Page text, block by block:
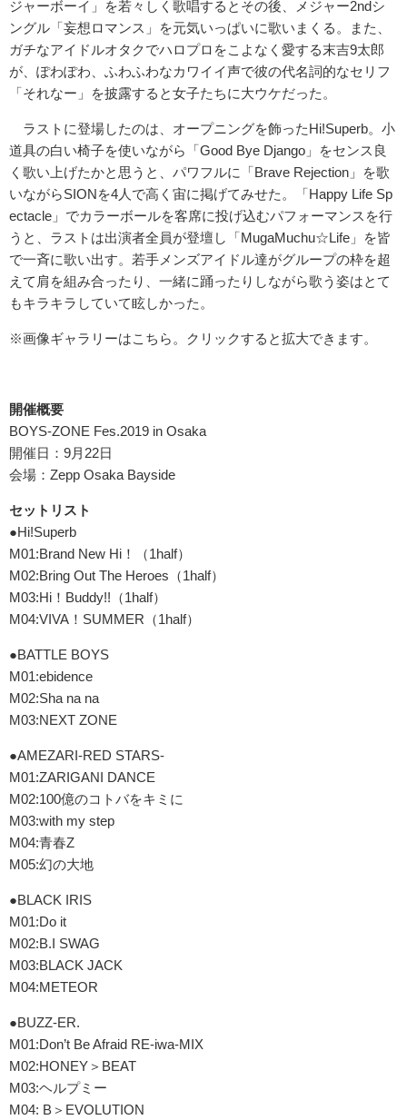
ジャーボーイ」を若々しく歌唱するとその後、メジャー2ndシ
ングル「妄想ロマンス」を元気いっぱいに歌いまくる。また、
ガチなアイドルオタクでハロプロをこよなく愛する末吉9太郎
が、ぽわぽわ、ふわふわなカワイイ声で彼の代名詞的なセリフ
「それなー」を披露すると女子たちに大ウケだった。
ラストに登場したのは、オープニングを飾ったHi!Superb。小
道具の白い椅子を使いながら「Good Bye Django」をセンス良
く歌い上げたかと思うと、パワフルに「Brave Rejection」を歌
いながらSIONを4人で高く宙に掲げてみせた。「Happy Life Sp
ectacle」でカラーボールを客席に投げ込むパフォーマンスを行
うと、ラストは出演者全員が登壇し「MugaMuchu☆Life」を皆
で一斉に歌い出す。若手メンズアイドル達がグループの枠を超
えて肩を組み合ったり、一緒に踊ったりしながら歌う姿はとて
もキラキラしていて眩しかった。
※画像ギャラリーはこちら。クリックすると拡大できます。
開催概要
BOYS-ZONE Fes.2019 in Osaka
開催日：9月22日
会場：Zepp Osaka Bayside
セットリスト
●Hi!Superb
M01:Brand New Hi！（1half）
M02:Bring Out The Heroes（1half）
M03:Hi！Buddy!!（1half）
M04:VIVA！SUMMER（1half）
●BATTLE BOYS
M01:ebidence
M02:Sha na na
M03:NEXT ZONE
●AMEZARI-RED STARS-
M01:ZARIGANI DANCE
M02:100億のコトバをキミに
M03:with my step
M04:青春Z
M05:幻の大地
●BLACK IRIS
M01:Do it
M02:B.I SWAG
M03:BLACK JACK
M04:METEOR
●BUZZ-ER.
M01:Don’t Be Afraid RE-iwa-MIX
M02:HONEY＞BEAT
M03:ヘルプミー
M04: B＞EVOLUTION